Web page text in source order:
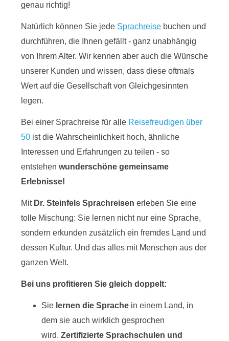
genau richtig!
Natürlich können Sie jede Sprachreise buchen und
durchführen, die Ihnen gefällt - ganz unabhängig
von Ihrem Alter. Wir kennen aber auch die Wünsche
unserer Kunden und wissen, dass diese oftmals
Wert auf die Gesellschaft von Gleichgesinnten
legen.
Bei einer Sprachreise für alle Reisefreudigen über
50 ist die Wahrscheinlichkeit hoch, ähnliche
Interessen und Erfahrungen zu teilen - so
entstehen wunderschöne gemeinsame
Erlebnisse!
Mit Dr. Steinfels Sprachreisen erleben Sie eine
tolle Mischung: Sie lernen nicht nur eine Sprache,
sondern erkunden zusätzlich ein fremdes Land und
dessen Kultur. Und das alles mit Menschen aus der
ganzen Welt.
Bei uns profitieren Sie gleich doppelt:
Sie lernen die Sprache in einem Land, in
dem sie auch wirklich gesprochen
wird. Zertifizierte Sprachschulen und